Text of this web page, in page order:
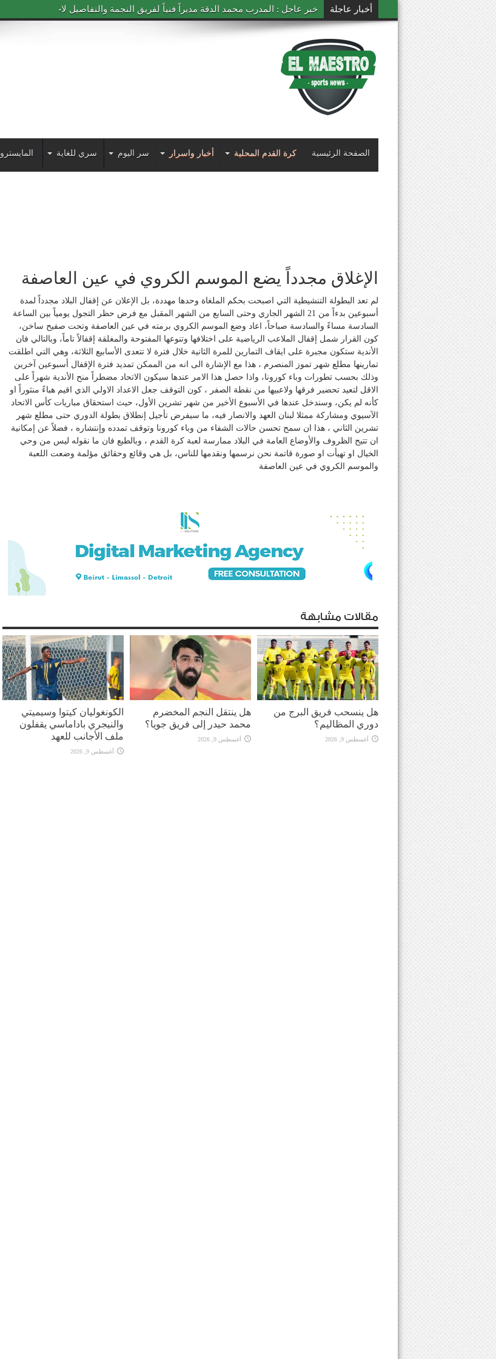
أخبار عاجلة خبر عاجل : المدرب محمد الدقة مديراً فنياً لفريق النجمة والتفاصيل لاحقاً
الصفحة الرئيسية كرة القدم المحلية أخبار واسرار سر اليوم سري للغاية المايسترو
الإغلاق مجدداً يضع الموسم الكروي في عين العاصفة
لم تعد البطولة التنشيطية التي اصبحت بحكم الملغاة وحدها مهددة، بل الإعلان عن إقفال البلاد مجدداً لمدة
أسبوعين بدءاً من 21 الشهر الجاري وحتى السابع من الشهر المقبل مع فرض حظر التجول يومياً بين الساعة
السادسة مساءً والسادسة صباحاً، اعاد وضع الموسم الكروي برمته في عين العاصفة وتحت صفيح ساخن،
كون القرار شمل إقفال الملاعب الرياضية على اختلافها وتنوعها المفتوحة والمغلقة إقفالاً تاماً، وبالتالي فان
الأندية ستكون مجبرة على ايقاف التمارين للمرة الثانية خلال فترة لا تتعدى الأسابيع الثلاثة، وهي التي اطلقت
تمارينها مطلع شهر تموز المنصرم ، هذا مع الإشارة الى انه من الممكن تمديد فترة الإقفال أسبوعين آخرين
وذلك بحسب تطورات وباء كورونا، واذا حصل هذا الامر عندها سيكون الاتحاد مضطراً منح الأندية شهراً على
الاقل لتعيد تحضير فرقها ولاعبيها من نقطة الصفر ، كون التوقف جعل الاعداد الاولي الذي اقيم هباءً منثوراً او
كأنه لم يكن، وسندخل عندها في الأسبوع الأخير من شهر تشرين الأول، حيث استحقاق مباريات كأس الاتحاد
الآسيوي ومشاركة ممثلا لبنان العهد والانصار فيه، ما سيفرض تأجيل إنطلاق بطولة الدوري حتى مطلع شهر
تشرين الثاني ، هذا ان سمح تحسن حالات الشفاء من وباء كورونا وتوقف تمدده وإنتشاره ، فضلاً عن إمكانية
ان تتيح الظروف والأوضاع العامة في البلاد ممارسة لعبة كرة القدم ، وبالطبع فان ما نقوله ليس من وحي
الخيال او تهيأت او صورة قاتمة نحن نرسمها ونقدمها للناس، بل هي وقائع وحقائق مؤلمة وضعت اللعبة
والموسم الكروي في عين العاصفة
مقالات مشابهة
هل ينسحب فريق البرج من
دوري المظاليم؟
أغسطس 9, 2026
هل ينتقل النجم المخضرم
محمد حيدر إلى فريق جويا؟
أغسطس 9, 2026
الكونغوليان كيتوا وسيميتي
والنيجري باداماسي يقفلون
ملف الأجانب للعهد
أغسطس 9, 2026